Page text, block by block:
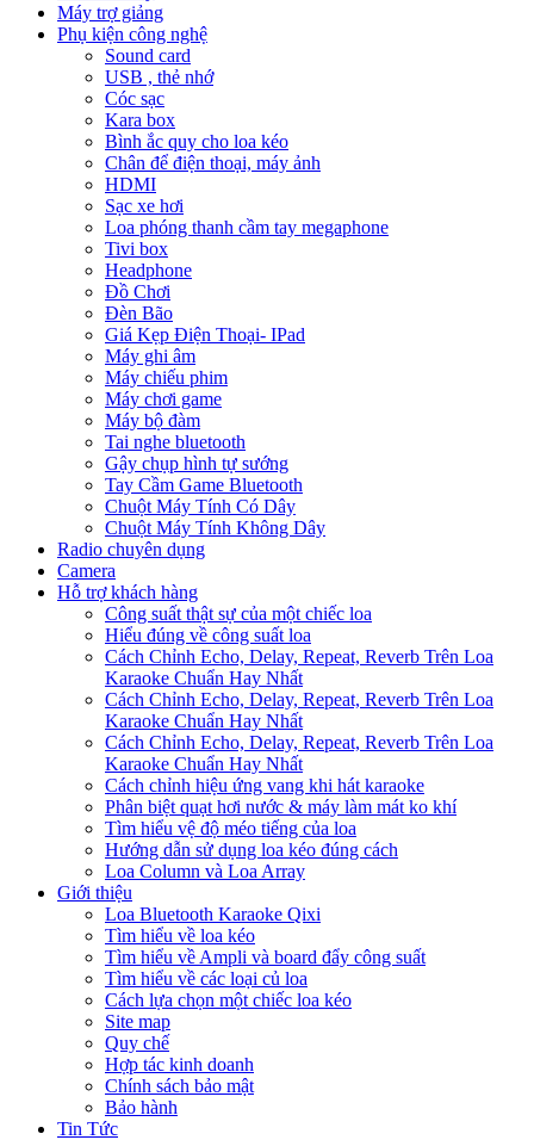
Máy trợ giảng
Phụ kiện công nghệ
Sound card
USB , thẻ nhớ
Cóc sạc
Kara box
Bình ắc quy cho loa kéo
Chân để điện thoại, máy ảnh
HDMI
Sạc xe hơi
Loa phóng thanh cầm tay megaphone
Tivi box
Headphone
Đồ Chơi
Đèn Bão
Giá Kẹp Điện Thoại- IPad
Máy ghi âm
Máy chiếu phim
Máy chơi game
Máy bộ đàm
Tai nghe bluetooth
Gậy chụp hình tự sướng
Tay Cầm Game Bluetooth
Chuột Máy Tính Có Dây
Chuột Máy Tính Không Dây
Radio chuyên dụng
Camera
Hỗ trợ khách hàng
Công suất thật sự của một chiếc loa
Hiểu đúng về công suất loa
Cách Chỉnh Echo, Delay, Repeat, Reverb Trên Loa
Karaoke Chuẩn Hay Nhất
Cách Chỉnh Echo, Delay, Repeat, Reverb Trên Loa
Karaoke Chuẩn Hay Nhất
Cách Chỉnh Echo, Delay, Repeat, Reverb Trên Loa
Karaoke Chuẩn Hay Nhất
Cách chỉnh hiệu ứng vang khi hát karaoke
Phân biệt quạt hơi nước & máy làm mát ko khí
Tìm hiểu vệ độ méo tiếng của loa
Hướng dẫn sử dụng loa kéo đúng cách
Loa Column và Loa Array
Giới thiệu
Loa Bluetooth Karaoke Qixi
Tìm hiểu về loa kéo
Tìm hiểu về Ampli và board đẩy công suất
Tìm hiểu về các loại củ loa
Cách lựa chọn một chiếc loa kéo
Site map
Quy chế
Hợp tác kinh doanh
Chính sách bảo mật
Bảo hành
Tin Tức